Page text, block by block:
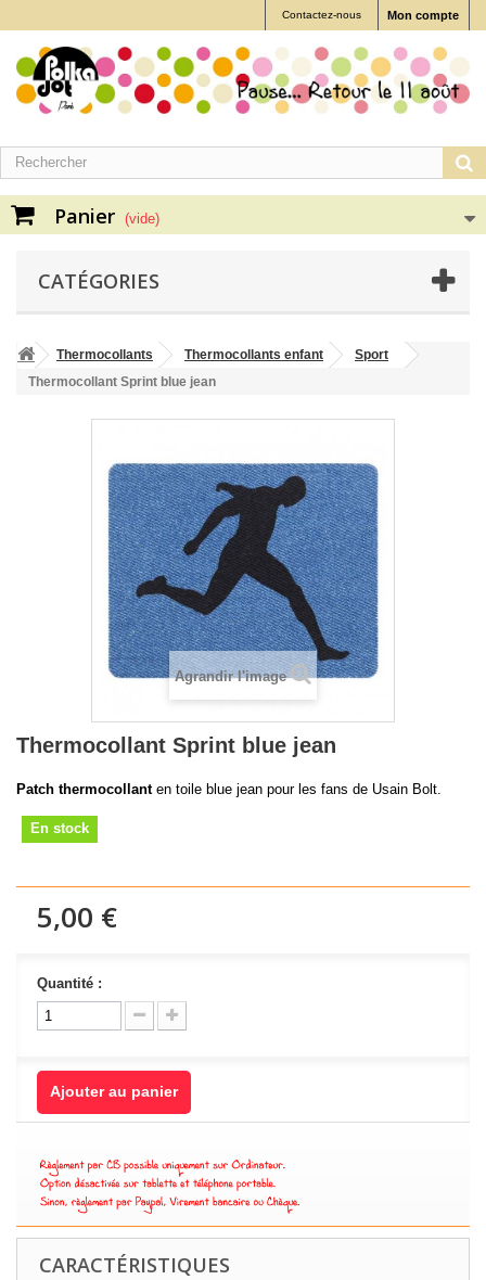
Mon compte
Contactez-nous
Panier (vide)
CATÉGORIES
Thermocollants Thermocollants enfant
Sport
Thermocollant Sprint blue jean
Agrandir l'image
Thermocollant Sprint blue jean
Patch thermocollanten toile blue jean pour les fans de Usain Bolt.
En stock
5,00 €
Quantité :
Ajouter au panier
CARACTÉRISTIQUES